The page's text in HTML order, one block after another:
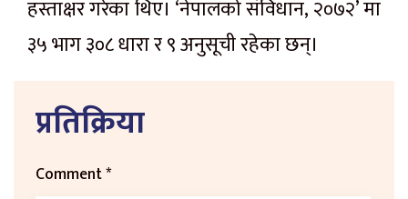
हस्ताक्षर गरेका थिए। ‘नेपालको संविधान, २०७२’ मा
३५ भाग ३०८ धारा र ९ अनुसूची रहेका छन्।
प्रतिक्रिया
Comment*